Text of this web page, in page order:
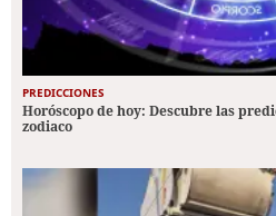
PREDICCIONES
Horóscopo de hoy: Descubre las
zodiaco